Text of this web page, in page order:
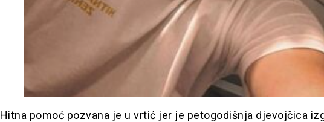
Hitna pomoć pozvana je u vrtić jer je petogodišnja djevojčica